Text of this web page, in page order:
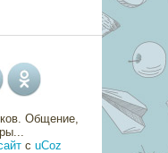
Общение,
с uCoz